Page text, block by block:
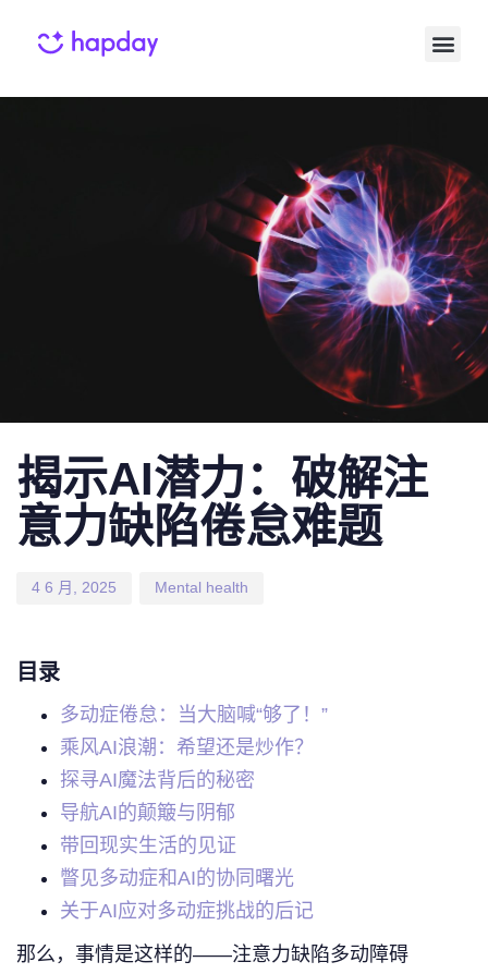
揭示AI潜力：破解注
意力缺陷倦怠难题
on:
4 6 月, 2025 Mental health
目录
多动症倦怠：当大脑喊“够了！”
乘风AI浪潮：希望还是炒作？
探寻AI魔法背后的秘密
导航AI的颠簸与阴郁
带回现实生活的见证
瞥见多动症和AI的协同曙光
关于AI应对多动症挑战的后记
那么，事情是这样的——注意力缺陷多动障碍